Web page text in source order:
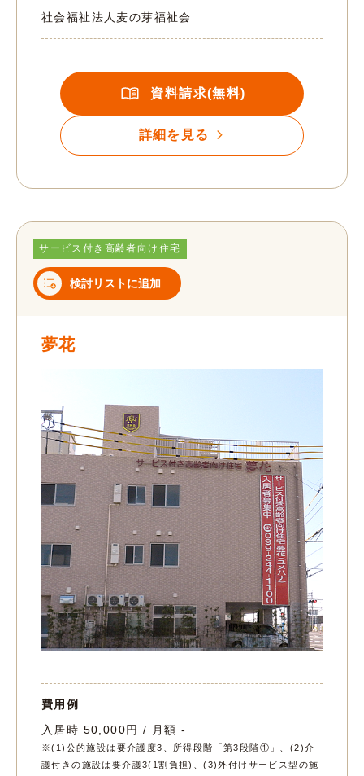
社会福祉法人麦の芽福祉会
資料請求(無料)
詳細を見る
サービス付き高齢者向け住宅
検討リストに追加
夢花
費用例
入居時 50,000円 / 月額 -
※(1)公的施設は要介護度3、所得段階「第3段階①」、(2)介
護付きの施設は要介護3(1割負担)、(3)外付けサービス型の施